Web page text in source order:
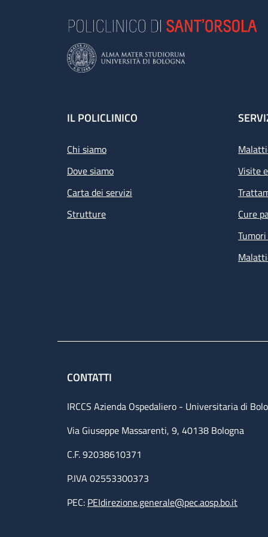
Footer
IL POLICLINICO
Chi siamo
Dove siamo
Carta dei servizi
Strutture
Visite
Cure
CONTATTI
IRCCS Azienda Ospedaliero - Universitaria di
Via Giuseppe Massarenti, 9, 40138 Bologna
C.F. 92038610371
P.IVA 02553300373
PEC: PEIdirezione.generale@pec.aosp.bo.it